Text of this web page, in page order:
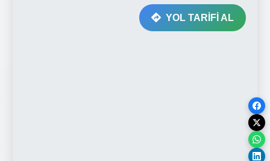
YOL TARİFİ AL